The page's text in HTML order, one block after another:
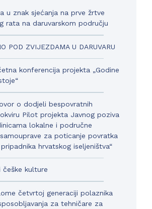
u znak sjećanja na prve žrtve
rata na daruvarskom području
POD ZVIJEZDAMA U DARUVARU
konferencija projekta „Godine
o dodjeli bespovratnih
Pilot projekta Javnog poziva
lokalne i područne
za poticanje povratka
hrvatskog iseljeništva“
češke kulture
četvrtoj generaciji polaznika
za tehničare za